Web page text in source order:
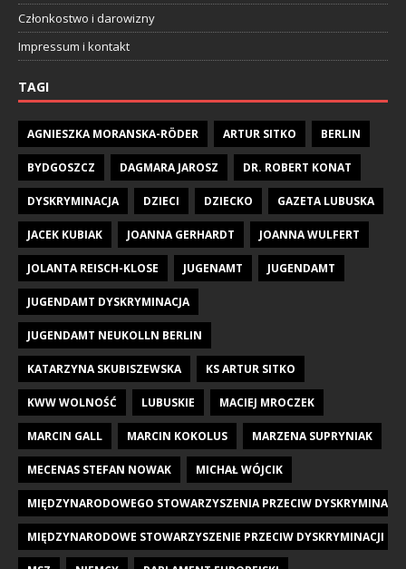
Członkostwo i darowizny
Impressum i kontakt
TAGI
AGNIESZKA MORANSKA-RÖDER ARTUR SITKO BERLIN
BYDGOSZCZ DAGMARA JAROSZ DR. ROBERT KONAT
DYSKRYMINACJA DZIECI DZIECKO GAZETA LUBUSKA
JACEK KUBIAK JOANNA GERHARDT JOANNA WULFERT
JOLANTA REISCH-KLOSE JUGENAMT JUGENDAMT
JUGENDAMT DYSKRYMINACJA
JUGENDAMT NEUKOLLN BERLIN
KATARZYNA SKUBISZEWSKA KS ARTUR SITKO
KWW WOLNOŚĆ LUBUSKIE MACIEJ MROCZEK
MARCIN GALL MARCIN KOKOLUS MARZENA SUPRYNIAK
MECENAS STEFAN NOWAK MICHAŁ WÓJCIK
MIĘDZYNARODOWEGO STOWARZYSZENIA PRZECIW
MIĘDZYNARODOWE STOWARZYSZENIE PRZECIW DYSKRYMINACJI